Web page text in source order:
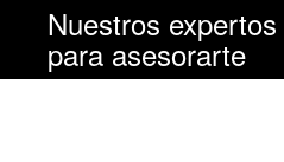
Nuestros expertos
para asesorarte